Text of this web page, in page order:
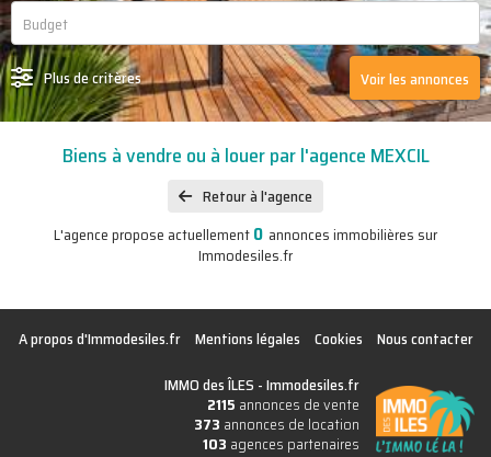
Plus de critères Voir les annonces
Biens à vendre ou à louer par l'agence MEXCIL
Retour à l'agence
L'agence propose actuellement0 annonces immobilières sur
Immodesiles.fr
A propos d'Immodesiles.fr Mentions légales Cookies
Nous contacter
IMMO des ÎLES -Immodesiles.fr
2115 annonces de vente
373 annonces de location
103 agences partenaires